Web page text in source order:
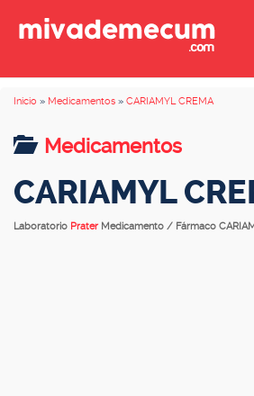
Inicio » Medicamentos » CARIAMYL CREMA
Medicamentos
CARIAMYL
Laboratorio Prater Medicamento / Fármaco